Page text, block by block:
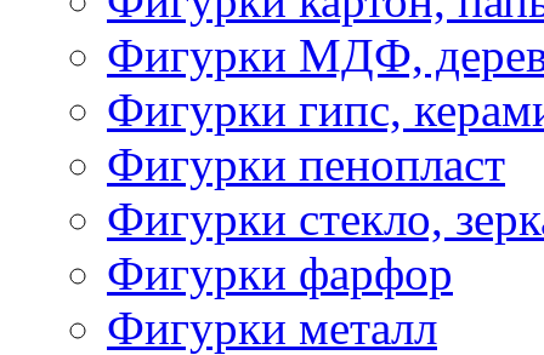
Фигурки МДФ,
Фигурки гипс,
Фигурки пенопласт
Фигурки стекло,
Фигурки фарфор
Фигурки металл